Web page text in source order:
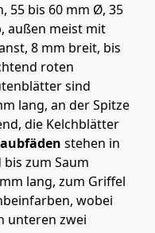
55 bis 60 mm Ø, 35
außen meist mit
8 mm breit, bis
roten
sind
lang, an der Spitze
die Kelchblätter
stehen in
zum Saum
lang, zum Griffel
wobei
unteren zwei